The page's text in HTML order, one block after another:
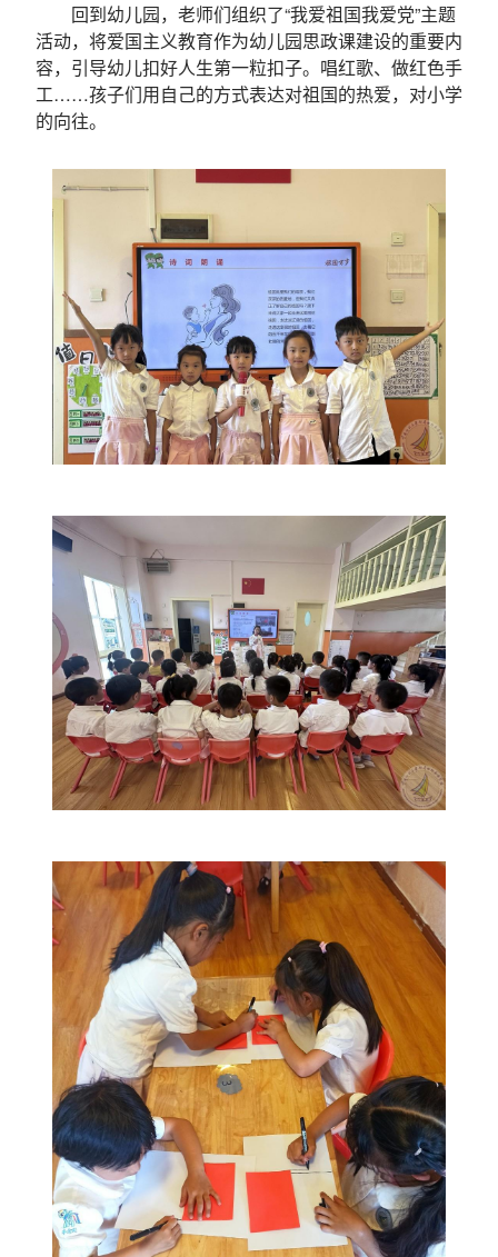
回到幼儿园，老师们组织了“我爱祖国我爱党”主题
活动，将爱国主义教育作为幼儿园思政课建设的重要内
容，引导幼儿扣好人生第一粒扣子。唱红歌、做红色手
工……孩子们用自己的方式表达对祖国的热爱，对小学
的向往。